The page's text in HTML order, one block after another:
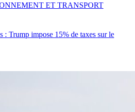
: Trump impose 15% de taxes sur le
ET TRANSPORT